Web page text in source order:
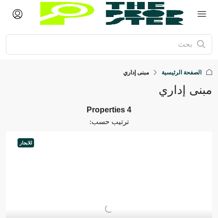
الصفحة الرئيسية مبنى إداري
إداري
ترتيب حسب:
للايجار